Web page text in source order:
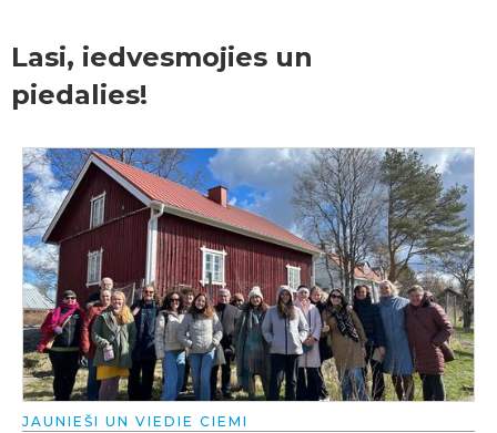
Lasi, iedvesmojies un
piedalies!
JAUNIEŠI UN VIEDIE CIEMI